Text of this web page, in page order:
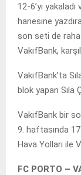
12-6’yı
hanesine
son seti de
VakıfBank,
VakıfBank’ta
blok yapan Sıla
VakıfBank bir
9. haftasında
Hava Yolları ile
FC PORTO –